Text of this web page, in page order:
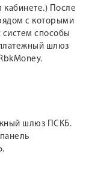
кабинете.) После
с которыми
способы
шлюз
шлюз ПСКБ.